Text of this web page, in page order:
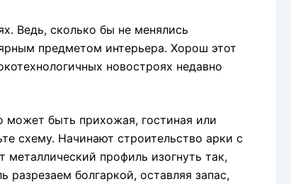
Ведь, сколько бы не менялись
предметом интерьера. Хорош этот
новостроях недавно
может быть прихожая, гостиная или
схему. Начинают строительство арки с
металлический профиль изогнуть так,
разрезаем болгаркой, оставляя запас,